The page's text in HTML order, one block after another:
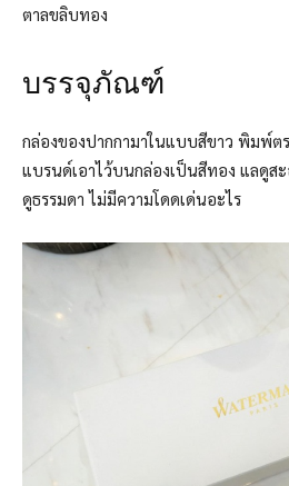
ตาลขลิบทอง
บรรจุภัณฑ์
กล่องของปากกามาในแบบสีขาว พิมพ์
แบรนด์เอาไว้บนกล่องเป็นสีทอง แลดูสะ
ดูธรรมดา ไม่มีความโดดเด่นอะไร